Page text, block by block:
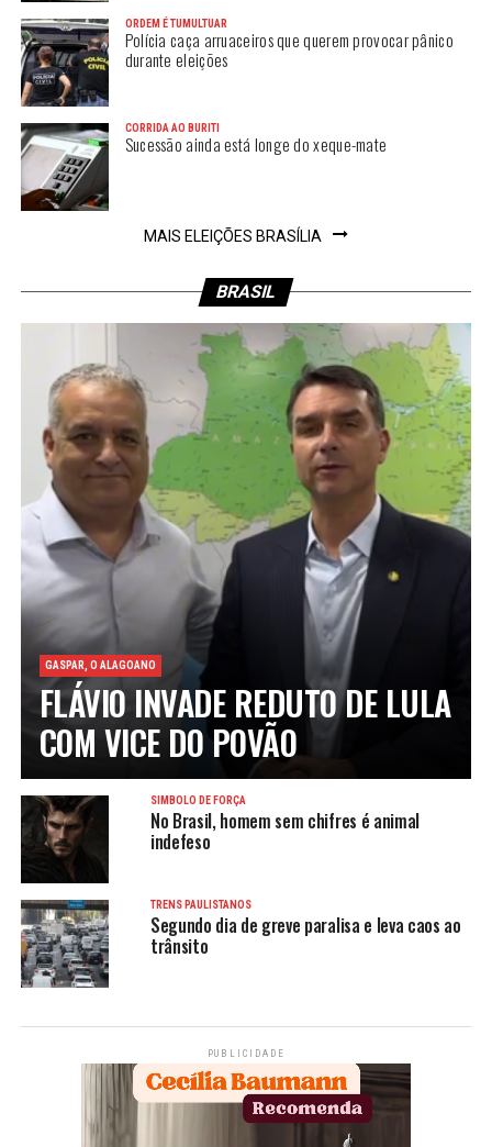
ORDEM É TUMULTUAR
Polícia caça arruaceiros que querem provocar pânico
durante eleições
CORRIDA AO BURITI
Sucessão ainda está longe do xeque-mate
MAIS ELEIÇÕES BRASÍLIA
BRASIL
GASPAR, O ALAGOANO
FLÁVIO INVADE REDUTO DE LULA
COM VICE DO POVÃO
SÍMBOLO DE FORÇA
No Brasil, homem sem chifres é animal
indefeso
TRENS PAULISTANOS
Segundo dia de greve paralisa e leva caos ao
trânsito
PUBLICIDADE